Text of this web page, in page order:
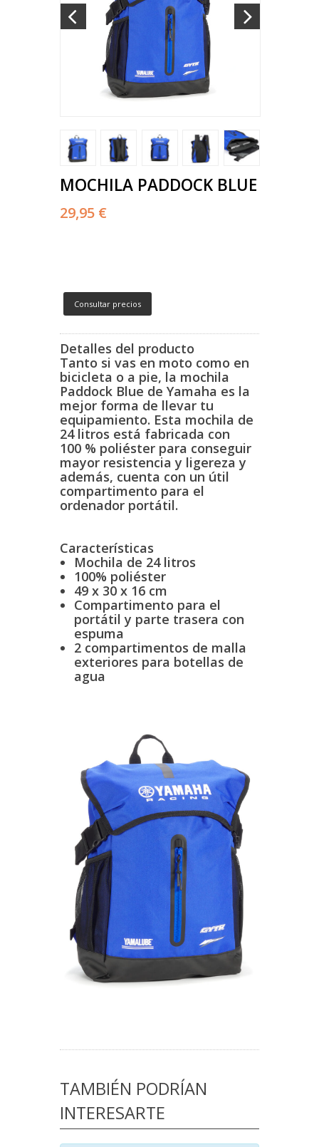
MOCHILA PADDOCK BLUE
29,95 €
Consultar precios
Detalles del producto
Tanto si vas en moto como en
bicicleta o a pie, la mochila
Paddock Blue de Yamaha es la
mejor forma de llevar tu
equipamiento. Esta mochila de
24 litros está fabricada con
100 % poliéster para conseguir
mayor resistencia y ligereza y
además, cuenta con un útil
compartimento para el
ordenador portátil.
Características
Mochila de 24 litros
100% poliéster
49 x 30 x 16 cm
Compartimento para el
portátil y parte trasera con
espuma
2 compartimentos de malla
exteriores para botellas de
agua
TAMBIÉN PODRÍAN
INTERESARTE